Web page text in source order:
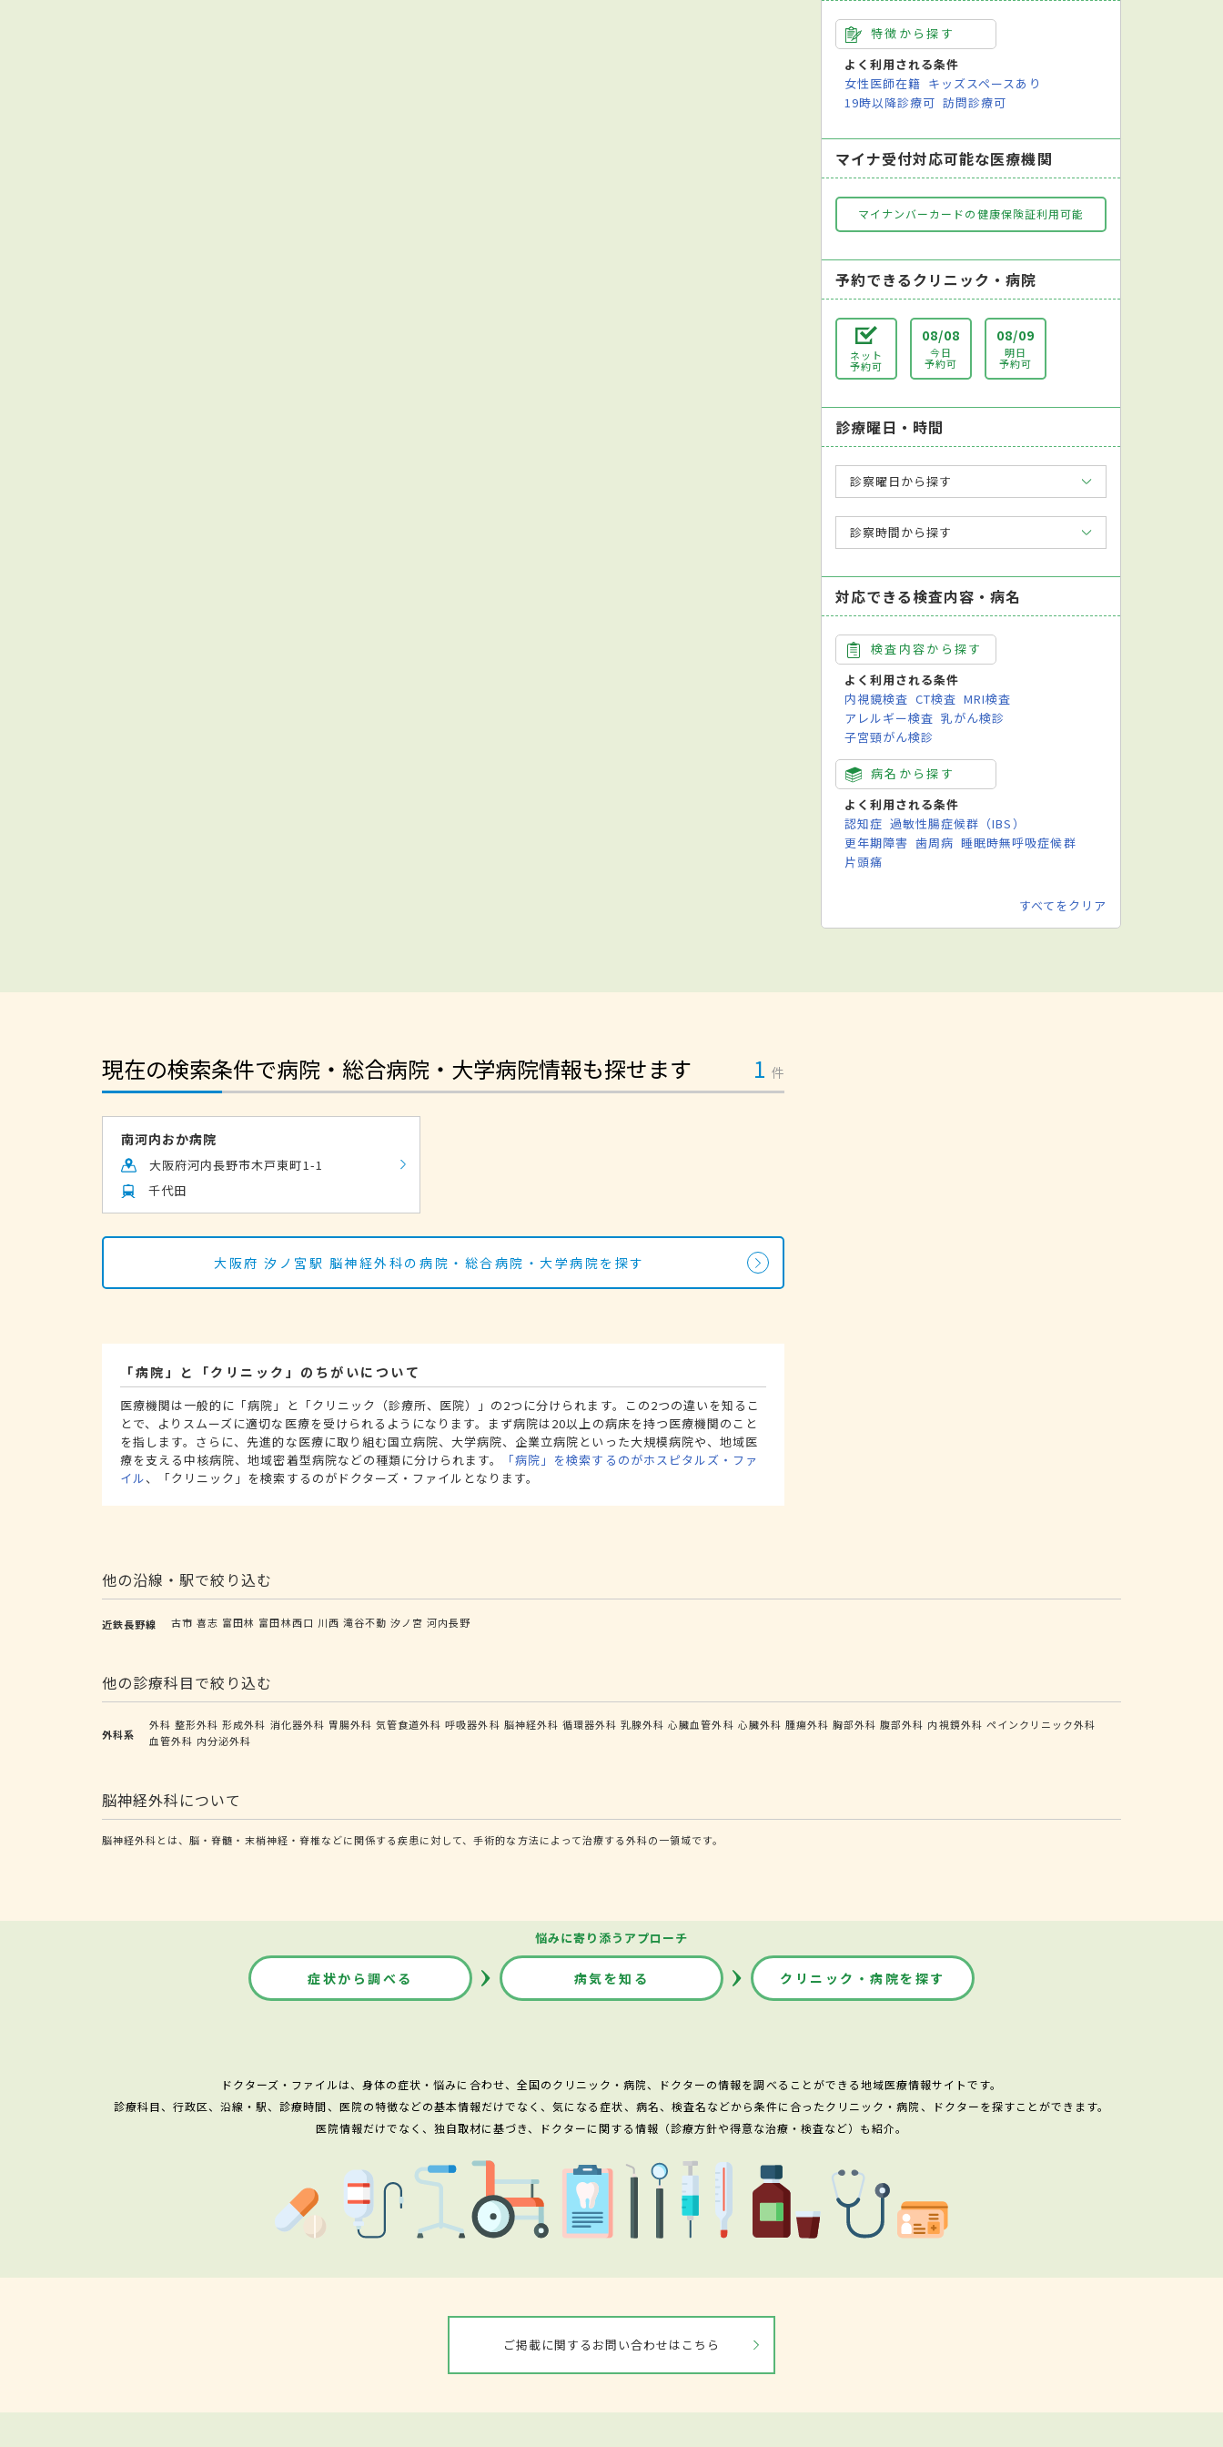
特徴から探す
よく利用される条件
女性医師在籍 キッズスペースあり
19時以降診療可 訪問診療可
マイナ受付対応可能な医療機関
マイナンバーカードの健康保険証利用可能
予約できるクリニック・病院
ネット
予約可
08/08
今日
予約可
08/09
明日
予約可
診療曜日・時間
診察曜日から探す
診察時間から探す
対応できる検査内容・病名
検査内容から探す
よく利用される条件
内視鏡検査 CT検査 MRI検査
アレルギー検査 乳がん検診
子宮頸がん検診
病名から探す
よく利用される条件
認知症 過敏性腸症候群（IBS）
更年期障害 歯周病 睡眠時無呼吸症候群
片頭痛
すべてをクリア
現在の検索条件で病院・総合病院・大学病院情報も探せます 1 件
南河内おか病院
大阪府河内長野市木戸東町1-1
千代田
大阪府 汐ノ宮駅 脳神経外科の病院・総合病院・大学病院を探す
「病院」と「クリニック」のちがいについて
医療機関は一般的に「病院」と「クリニック（診療所、医院）」の2つに分けられます。この2つの違いを知るこ
とで、よりスムーズに適切な医療を受けられるようになります。まず病院は20以上の病床を持つ医療機関のこと
を指します。さらに、先進的な医療に取り組む国立病院、大学病院、企業立病院といった大規模病院や、地域医
療を支える中核病院、地域密着型病院などの種類に分けられます。
「病院」を検索するのがホスピタルズ・ファ
イル、「クリニック」を検索するのがドクターズ・ファイルとなります。
他の沿線・駅で絞り込む
近鉄長野線 古市 喜志 富田林 富田林西口 川西 滝谷不動 汐ノ宮 河内長野
他の診療科目で絞り込む
外科系
外科 整形外科 形成外科 消化器外科 胃腸外科 気管食道外科 呼吸器外科 脳神経外科 循環器外科 乳腺外科 心臓血管外科 心臓外科 腫瘍外科 胸部外科 腹部外科 内視鏡外科 ペインクリニック外科
血管外科 内分泌外科
脳神経外科について
脳神経外科とは、脳・脊髄・末梢神経・脊椎などに関係する疾患に対して、手術的な方法によって治療する外科の一領域です。
悩みに寄り添うアプローチ
症状から調べる 病気を知る クリニック・病院を探す
ドクターズ・ファイルは、身体の症状・悩みに合わせ、全国のクリニック・病院、ドクターの情報を調べることができる地域医療情報サイトです。
診療科目、行政区、沿線・駅、診療時間、医院の特徴などの基本情報だけでなく、気になる症状、病名、検査名などから条件に合ったクリニック・病院、ドクターを探すことができます。
医院情報だけでなく、独自取材に基づき、ドクターに関する情報（診療方針や得意な治療・検査など）も紹介。
ご掲載に関するお問い合わせはこちら